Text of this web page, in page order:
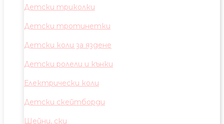
Детски триколки
Детски тротинетки
Детски коли за яздене
Детски ролели и кънки
Електрически коли
Детски скейтборди
Шейни, ски